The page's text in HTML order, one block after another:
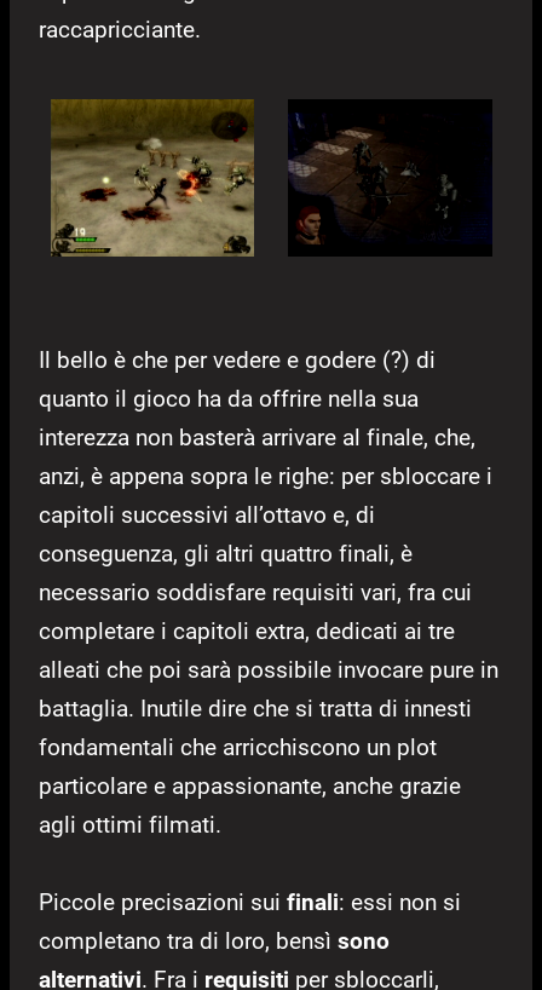
raccapricciante.
Il bello è che per vedere e godere (?) di
quanto il gioco ha da offrire nella sua
interezza non basterà arrivare al finale, che,
anzi, è appena sopra le righe: per sbloccare i
capitoli successivi all’ottavo e, di
conseguenza, gli altri quattro finali, è
necessario soddisfare requisiti vari, fra cui
completare i capitoli extra, dedicati ai tre
alleati che poi sarà possibile invocare pure in
battaglia. Inutile dire che si tratta di innesti
fondamentali che arricchiscono un plot
particolare e appassionante, anche grazie
agli ottimi filmati.
Piccole precisazioni sui finali: essi non si
completano tra di loro, bensì sono
alternativi. Fra i requisiti per sbloccarli,